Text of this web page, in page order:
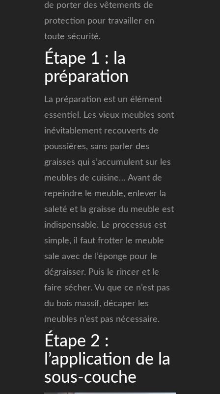
de porter des vêtements de
protection pour travailler en
toute sécurité.
Étape 1 : la
préparation
La préparation est un élément
essentiel. Les vieux meubles sont
inévitablement recouverts de
poussières, sans parler des
graisses qui s’accumulent sur les
meubles de cuisine… Avant de
repeindre le meuble, enlever la
saleté et la graisse du meuble est
indispensable. Le processus est
simple, il faut frotter le meuble
sale avec de l’éponge pour le
dégraisser. Puis le rincer et le
faire sécher. Vu que ce n’est pas
du bois massif, décaper les
meubles n’est pas nécessaire.
Étape 2 :
l’application de la
sous-couche